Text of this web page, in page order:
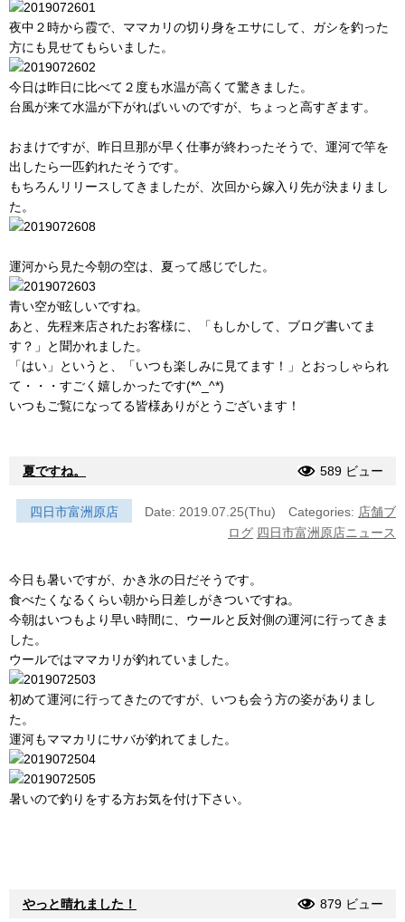
夜中２時から霞で、ママカリの切り身をエサにして、ガシを釣った
方にも見せてもらいました。
今日は昨日に比べて２度も水温が高くて驚きました。
台風が来て水温が下がればいいのですが、ちょっと高すぎます。
おまけですが、昨日旦那が早く仕事が終わったそうで、運河で竿を
出したら一匹釣れたそうです。
もちろんリリースしてきましたが、次回から嫁入り先が決まりまし
た。
運河から見た今朝の空は、夏って感じでした。
青い空が眩しいですね。
あと、先程来店されたお客様に、「もしかして、ブログ書いてま
す？」と聞かれました。
「はい」というと、「いつも楽しみに見てます！」とおっしゃられ
て・・・すごく嬉しかったです(*^_^*)
いつもご覧になってる皆様ありがとうございます！
夏ですね。 589 ビュー
四日市富洲原店 Date: 2019.07.25(Thu) Categories: 店舗ブ
ログ 四日市富洲原店ニュース
今日も暑いですが、かき氷の日だそうです。
食べたくなるくらい朝から日差しがきついですね。
今朝はいつもより早い時間に、ウールと反対側の運河に行ってきま
した。
ウールではママカリが釣れていました。
初めて運河に行ってきたのですが、いつも会う方の姿がありまし
た。
運河もママカリにサバが釣れてました。
暑いので釣りをする方お気を付け下さい。
やっと晴れました！ 879 ビュー